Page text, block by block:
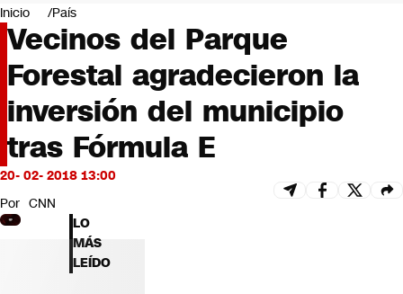
Negocios
Deportes
Programas completos
Cultura
Servicios
Bits
CNN tiempo
Futuro 360
Inicio País
Vecinos del Parque
Forestal agradecieron la
inversión del municipio
tras Fórmula E
20- 02- 2018 13:00
Por CNN
LO
MÁS
LEÍDO